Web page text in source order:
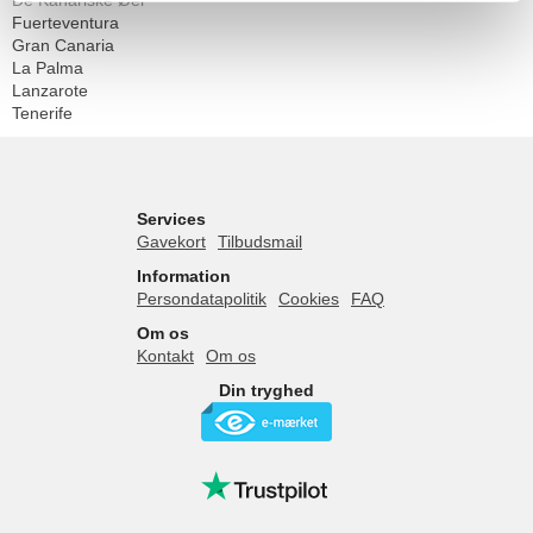
Fuerteventura
Gran Canaria
La Palma
Lanzarote
Tenerife
Services
Gavekort
Tilbudsmail
Information
Persondatapolitik
Cookies
FAQ
Om os
Kontakt
Om os
Din tryghed